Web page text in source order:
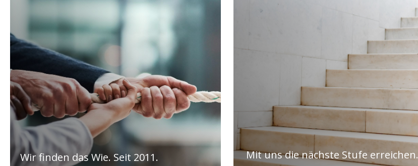
Wir finden das Wie. Seit 2011. Mit uns die nächste Stufe erreichen.